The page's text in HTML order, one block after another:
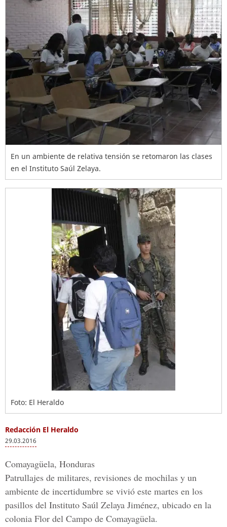
En un ambiente de relativa tensión se retomaron las clases
en el Instituto Saúl Zelaya.
Foto: El Heraldo
Redacción El Heraldo
29.03.2016
Comayagüela, Honduras
Patrullajes de militares, revisiones de mochilas y un
ambiente de incertidumbre se vivió este martes en los
pasillos del Instituto Saúl Zelaya Jiménez, ubicado en la
colonia Flor del Campo de Comayagüela.